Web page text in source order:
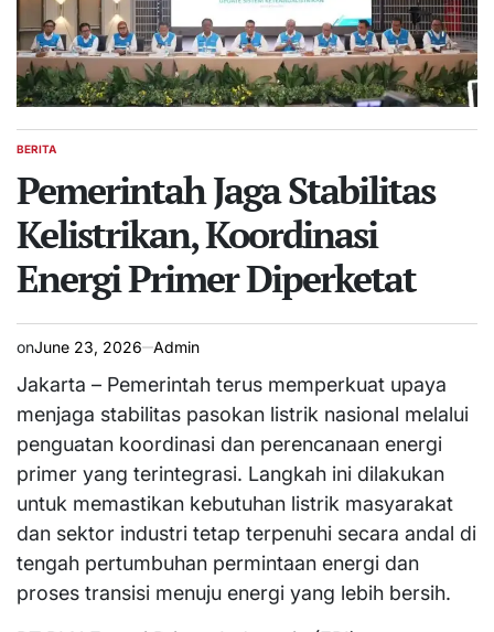
POSTED
BERITA
Pemerintah Jaga Stabilitas
Kelistrikan, Koordinasi
Energi Primer Diperketat
onJune 23, 2026 Admin
Jakarta – Pemerintah terus memperkuat upaya
menjaga stabilitas pasokan listrik nasional melalui
penguatan koordinasi dan perencanaan energi
primer yang terintegrasi. Langkah ini dilakukan
untuk memastikan kebutuhan listrik masyarakat
dan sektor industri tetap terpenuhi secara andal di
tengah pertumbuhan permintaan energi dan
proses transisi menuju energi yang lebih bersih.